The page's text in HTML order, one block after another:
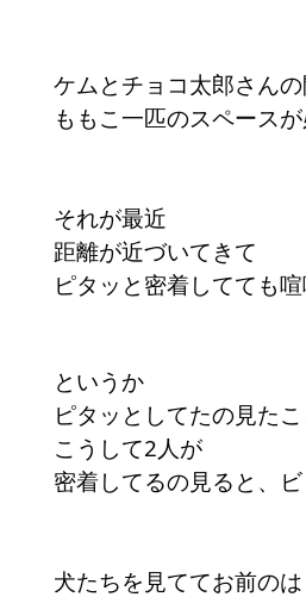
ケムとチョコ太郎さん
ももこ一匹のスペースが
それが最近
距離が近づいてきて
ピタッと密着してても喧
というか
ピタッとしてたの見た
こうして2人が
密着してるの見ると、ビ
犬たちを見ててお前のは